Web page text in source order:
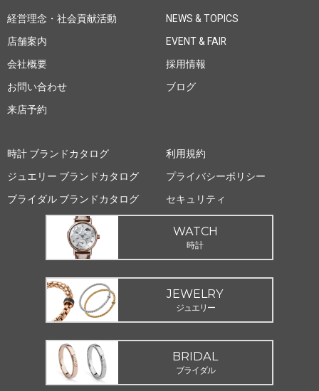
経営理念・社会貢献活動
店舗案内
会社概要
お問い合わせ
来店予約
NEWS & TOPICS
EVENT & FAIR
採用情報
ブログ
時計 ブランドカタログ
ジュエリー ブランドカタログ
ブライダル ブランドカタログ
利用規約
プライバシーポリシー
セキュリティ
WATCH
時計
JEWELRY
ジュエリー
BRIDAL
ブライダル